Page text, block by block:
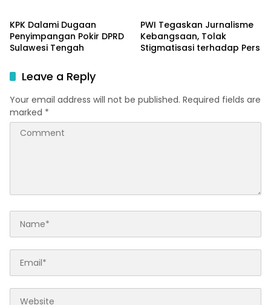
KPK Dalami Dugaan
Penyimpangan Pokir DPRD
Sulawesi Tengah
PWI Tegaskan Jurnalisme
Kebangsaan, Tolak
Stigmatisasi terhadap Pers
Leave a Reply
Your email address will not be published. Required fields are
marked *